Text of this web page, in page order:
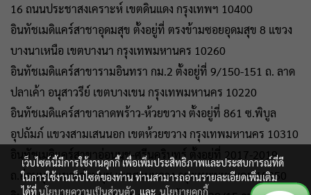
16 ถนนประชาสงเคราะห์ เขตดินแดง กรุงเทพฯ 10400
อินทัชเมดิแคร์สาชาอุดมสุข ตั้งอยู่ที่ ตรงข้ามซอยอุดมสุข 8 แขวง
บางนาเหนือ เขตบางนา กรุงเทพมหานคร 10260
อินทัชเมดิแคร์สาขารามอินทรา กม.2 ตั้งอยู่ที่ 9/150-151 ถ. ลาด
ปลาเค้า อนุสาวรีย์ เขตบางเขน กรุงเทพมหานคร 10220
อินทัชเมดิแคร์สาขาลาดพร้าว-ห้วยขวาง ตั้งอยู่ที่ 861 ซ.พิบูล
อุปถัมภ์ แขวงสามเสนนอก เขตห้วยขวาง กรุงเทพมหานคร 10310
อินทัชเมดิแคร์สาขาอ่อนนุช-ศรีนครินทร์ ตั้งอยู่ที่ 2017-2019
ถ.อ่อนนุช แขวงอ่อนนุช เขตสวนหลวง กรุงเทพมหานคร 10250
เว็บไซต์นี้มีการใช้งานคุกกี้ เพื่อเพิ่มประสิทธิภาพและประสบการณ์ที่ดี
ในการใช้งานเว็บไซต์ของท่าน ท่านสามารถอ่านรายละเอียดเพิ่มเติม
ได้ที่นโยบายความเป็นส่วนตัว และ นโยบายคุกกี้